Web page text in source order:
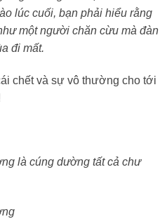
lúc cuối, bạn phải hiểu rằng
một người chăn cừu mà đàn
đi mất.
chết và sự vô thường cho tới
là cúng dường tất cả chư